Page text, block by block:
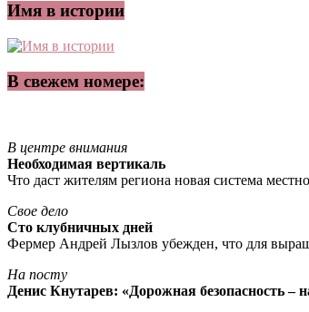
Имя в истории
В свежем номере:
В центре внимания
Необходимая вертикаль
Что даст жителям региона новая система
Свое дело
Сто клубничных дней
Фермер Андрей Лызлов убежден, что для
На посту
Денис Кнутарев: «Дорожная безопасность –